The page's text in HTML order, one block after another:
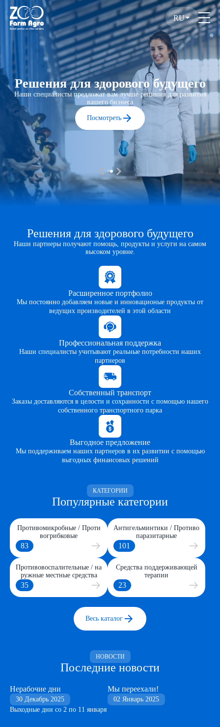
RU
Решения для здорового будущего
Наши специалисты предложат вам лучше решения для развития
вашего бизнеса
Посмотреть
Решения для здорового будущего
Наши партнеры получают помощь, продукты и услуги на самом
высоком уровне.
Расширенное портфолио
Мы постоянно добавляем новые и инновационые продукты от
ведущих производителей в этой области
Профессиональная поддержка
Наши специалисты учитывают реальные потребности наших
партнеров
Собственный транспорт
Заказы доставляются в целости и сохранности с помощью нашего
собственного транспортного парка
Выгодное предложение
Мы поддерживаем наших партнеров в их развитии с помощью
выгодных финансовых решений
КАТЕГОРИИ
Популярные категории
Противомикробные / Проти
вогрибковые
83
Антигельминтики / Противо
паразитарные
101
Противовоспалительные / на
ружные местные средства
35
Средства поддерживающей
терапии
23
Весь каталог
НОВОСТИ
Последние новости
Нерабочие дни
30 Декабрь 2025
Выходные дни со 2 по 11 января
Мы переехали!
02 Январь 2025